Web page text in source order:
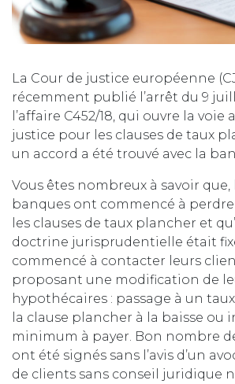
La Cour de justice européenne
récemment publié l’arrêt du 9
l’affaire C452/18, qui ouvre la voie
justice pour les clauses de taux
un accord a été trouvé avec la
Vous êtes nombreux à savoir que,
banques ont commencé à
les clauses de taux plancher et
doctrine jurisprudentielle était
commencé à contacter leurs
proposant une modification de
hypothécaires : passage à un
la clause plancher à la baisse ou
minimum à payer. Bon nombre
ont été signés sans l’avis d’un
de clients sans conseil juridique